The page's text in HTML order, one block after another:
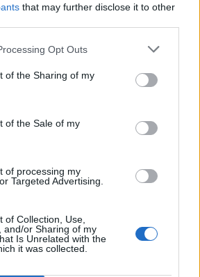
that may further disclose it to other
Opt Outs
of the Sharing of my
of the Sale of my
of processing my
Targeted Advertising.
of Collection, Use,
and/or Sharing of my
Is Unrelated with the
it was collected.
Vecchio dall'ex compagna
ai giornalisti